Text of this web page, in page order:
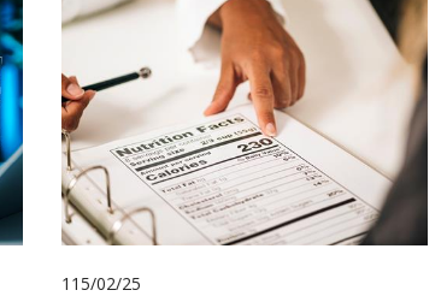
115/02/25